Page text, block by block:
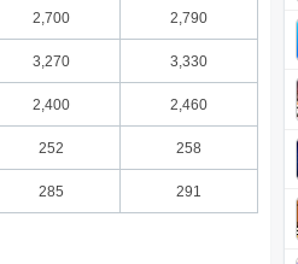
2,700 2,790
3,270 3,330
2,400 2,460
252 258
285 291